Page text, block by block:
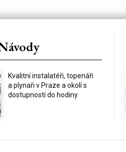
Kvalitní instalatéři, topenáři
a plynaři v Praze a okolí s
dostupností do hodiny